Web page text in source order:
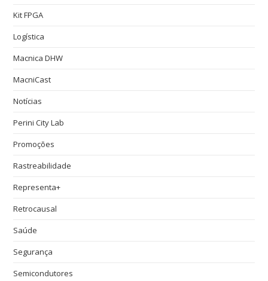
Kit FPGA
Logística
Macnica DHW
MacniCast
Notícias
Perini City Lab
Promoções
Rastreabilidade
Representa+
Retrocausal
Saúde
Segurança
Semicondutores